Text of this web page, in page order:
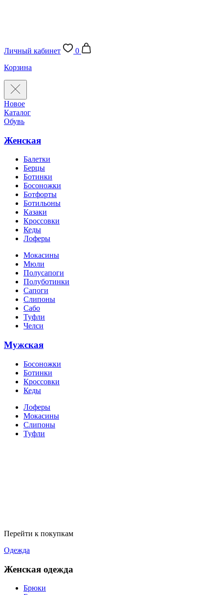
Личный кабинет
0
Корзина
Новое
Каталог
Обувь
Женская
Балетки
Берцы
Ботинки
Босоножки
Ботфорты
Ботильоны
Казаки
Кроссовки
Кеды
Лоферы
Мокасины
Мюли
Полусапоги
Полуботинки
Сапоги
Слипоны
Сабо
Туфли
Челси
Мужская
Босоножки
Ботинки
Кроссовки
Кеды
Лоферы
Мокасины
Слипоны
Туфли
Перейти к покупкам
Одежда
Женская одежда
Брюки